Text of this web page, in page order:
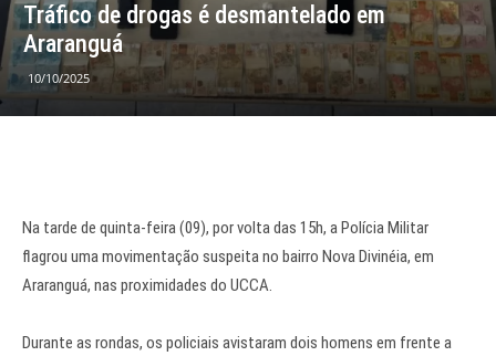
Tráfico de drogas é desmantelado em
Araranguá
10/10/2025
Na tarde de quinta-feira (09), por volta das 15h, a Polícia Militar
flagrou uma movimentação suspeita no bairro Nova Divinéia, em
Araranguá, nas proximidades do UCCA.
Durante as rondas, os policiais avistaram dois homens em frente a